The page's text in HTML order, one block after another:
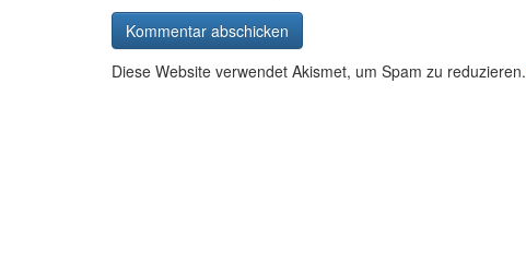
Diese Website verwendet Akismet, um Spam zu reduzieren.